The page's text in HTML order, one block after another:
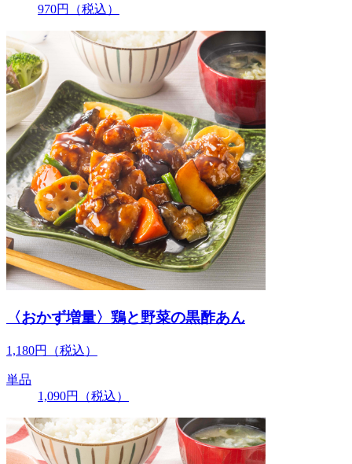
970円 （税込）
〈おかず増量〉鶏と野菜の黒酢あん
1,180円 （税込）
単品
1,090円 （税込）